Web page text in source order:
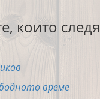
които следя
време